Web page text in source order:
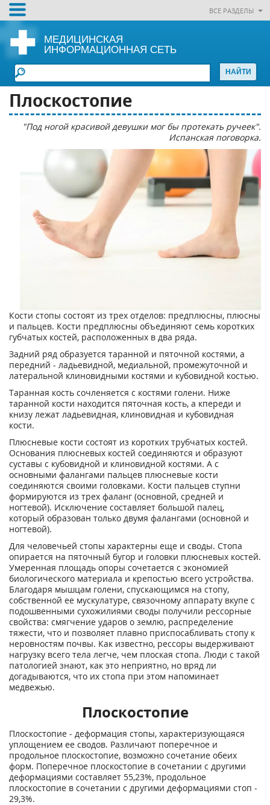
ВСЕ РАЗДЕЛЫ
МЕДИЦИНСКАЯ
ИНФОРМАЦИОННАЯ СЕТЬ
Плоскостопие
"Под ногой красивой девушки мог бы протекать ручеек".
Испанская поговорка.
Кости стопы состоят из трех отделов: предплюсны, плюсны
и пальцев. Кости предплюсны объединяют семь коротких
губчатых костей, расположенных в два ряда.
Задний ряд образуется таранной и пяточной костями, а
передний - ладьевидной, медиальной, промежуточной и
латеральной клиновидными костями и кубовидной костью.
Таранная кость сочленяется с костями голени. Ниже
таранной кости находится пяточная кость, а кпереди и
книзу лежат ладьевидная, клиновидная и кубовидная
кости.
Плюсневые кости состоят из коротких трубчатых костей.
Основания плюсневых костей соединяются и образуют
суставы с кубовидной и клиновидной костями. А с
основными фалангами пальцев плюсневые кости
соединяются своими головками. Кости пальцев ступни
формируются из трех фаланг (основной, средней и
ногтевой). Исключение составляет большой палец,
который образован только двумя фалангами (основной и
ногтевой).
Для человечьей стопы характерны еще и своды. Стопа
опирается на пяточный бугор и головки плюсневых костей.
Умеренная площадь опоры сочетается с экономией
биологического материала и крепостью всего устройства.
Благодаря мышцам голени, спускающимся на стопу,
собственной ее мускулатуре, связочному аппарату вкупе с
подошвенными сухожилиями своды получили рессорные
свойства: смягчение ударов о землю, распределение
тяжести, что и позволяет плавно приспосабливать стопу к
неровностям почвы. Как известно, рессоры выдерживают
нагрузку всего тела легче, чем плоская стопа. Люди с такой
патологией знают, как это неприятно, но вряд ли
догадываются, что их стопа при этом напоминает
медвежью.
Плоскостопие
Плоскостопие - деформация стопы, характеризующаяся
уплощением ее сводов. Различают поперечное и
продольное плоскостопие, возможно сочетание обеих
форм. Поперечное плоскостопие в сочетании с другими
деформациями составляет 55,23%, продольное
плоскостопие в сочетании с другими деформациями стоп -
29,3%.